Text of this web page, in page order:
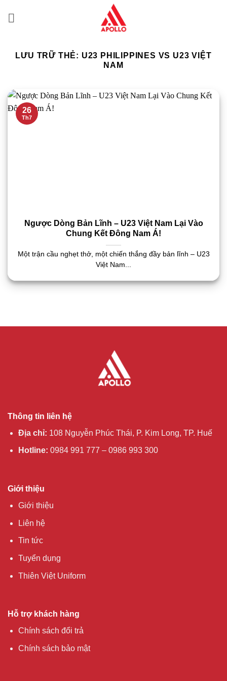
LƯU TRỮ THẺ: U23 PHILIPPINES VS U23 VIỆT
NAM
Ngược Dòng Bản Lĩnh – U23 Việt Nam Lại Vào
Chung Kết Đông Nam Á!
Một trận cầu nghẹt thở, một chiến thắng đầy bản lĩnh – U23
Việt Nam...
26
Th7
Thông tin liên hệ
Địa chỉ: 108 Nguyễn Phúc Thái, P. Kim Long, TP. Huế
Hotline: 0984 991 777 – 0986 993 300
Giới thiệu
Giới thiệu
Liên hệ
Tin tức
Tuyển dụng
Thiên Việt Uniform
Hỗ trợ khách hàng
Chính sách đổi trả
Chính sách bảo mật